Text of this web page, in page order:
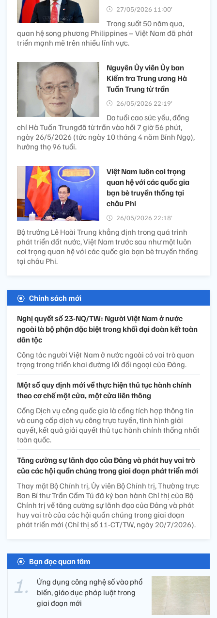
27/05/2026 11:00’
Trong suốt 50 năm qua,
quan hệ song phương Philippines – Việt Nam đã phát
triển mạnh mẽ trên nhiều lĩnh vực.
Nguyên Ủy viên Ủy ban
Kiểm tra Trung ương Hà
Tuấn Trung từ trần
26/05/2026 22:19’
Do tuổi cao sức yếu, đồng
chí Hà Tuấn Trungđã từ trần vào hồi 7 giờ 56 phút,
ngày 26/5/2026 (tức ngày 10 tháng 4 năm Bính Ngọ),
hưởng thọ 96 tuổi.
Việt Nam luôn coi trọng
quan hệ với các quốc gia
bạn bè truyền thống tại
châu Phi
26/05/2026 22:18’
Bộ trưởng Lê Hoài Trung khẳng định trong quá trình
phát triển đất nước, Việt Nam trước sau như một luôn
coi trọng quan hệ với các quốc gia bạn bè truyền thống
tại châu Phi.
Chính sách mới
Nghị quyết số 23-NQ/TW: Người Việt Nam ở nước
ngoài là bộ phận đặc biệt trong khối đại đoàn kết toàn
dân tộc
Công tác người Việt Nam ở nước ngoài có vai trò quan
trọng trong triển khai đường lối đối ngoại của Đảng.
Một số quy định mới về thực hiện thủ tục hành chính
theo cơ chế một cửa, một cửa liên thông
Cổng Dịch vụ công quốc gia là cổng tích hợp thông tin
và cung cấp dịch vụ công trực tuyến, tình hình giải
quyết, kết quả giải quyết thủ tục hành chính thống nhất
toàn quốc.
Tăng cường sự lãnh đạo của Đảng và phát huy vai trò
của các hội quần chúng trong giai đoạn phát triển mới
Thay mặt Bộ Chính trị, Ủy viên Bộ Chính trị, Thường trực
Ban Bí thư Trần Cẩm Tú đã ký ban hành Chỉ thị của Bộ
Chính trị về tăng cường sự lãnh đạo của Đảng và phát
huy vai trò của các hội quần chúng trong giai đoạn
phát triển mới (Chỉ thị số 11-CT/TW, ngày 20/7/2026).
Bạn đọc quan tâm
Ứng dụng công nghệ số vào phổ
biến, giáo dục pháp luật trong
giai đoạn mới